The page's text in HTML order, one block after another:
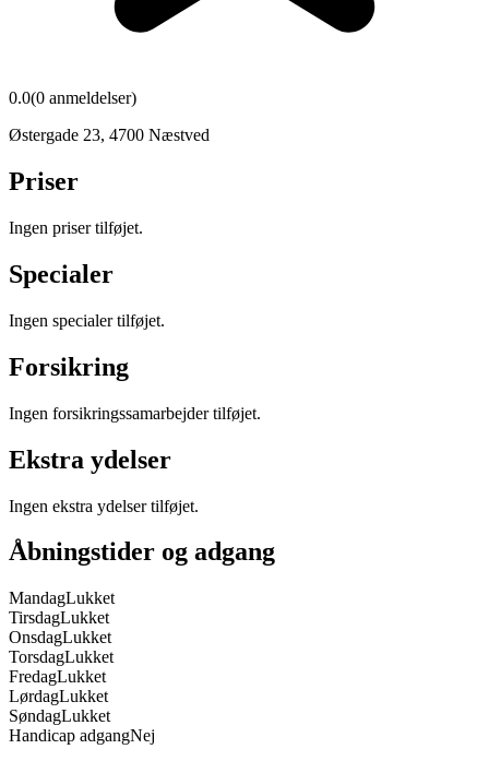
0.0(0 anmeldelser)
Østergade 23, 4700 Næstved
Priser
Ingen priser tilføjet.
Specialer
Ingen specialer tilføjet.
Forsikring
Ingen forsikringssamarbejder tilføjet.
Ekstra ydelser
Ingen ekstra ydelser tilføjet.
Åbningstider og adgang
MandagLukket
TirsdagLukket
OnsdagLukket
TorsdagLukket
FredagLukket
LørdagLukket
SøndagLukket
Handicap adgangNej